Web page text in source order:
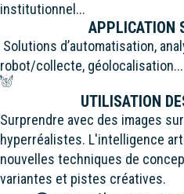
institutionnel...
APPLICATION
Solutions d’automatisation,
robot/collecte, géolocalisation...
UTILISATION
Surprendre avec des images
hyperréalistes. L'intelligence
nouvelles techniques de
variantes et pistes créatives.